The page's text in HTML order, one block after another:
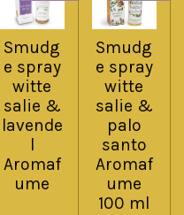
Smudg
e spray
witte
salie &
lavende
l
Aromaf
ume
Smudg
e spray
witte
salie &
palo
santo
Aromaf
ume
100 ml